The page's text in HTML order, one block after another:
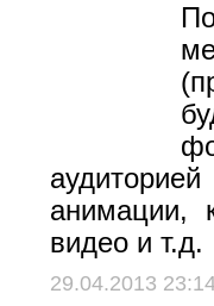
анимации,
видео и т.д.
29.04.2013